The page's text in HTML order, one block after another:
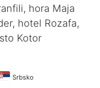
hora Maja
hotel Rozafa,
Kotor
Srbsko